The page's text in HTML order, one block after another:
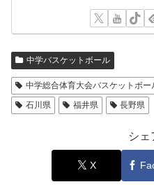
中学バスケットボール
中学総合体育大会バスケットボー
石川県
福井県 長野県
シェ
X